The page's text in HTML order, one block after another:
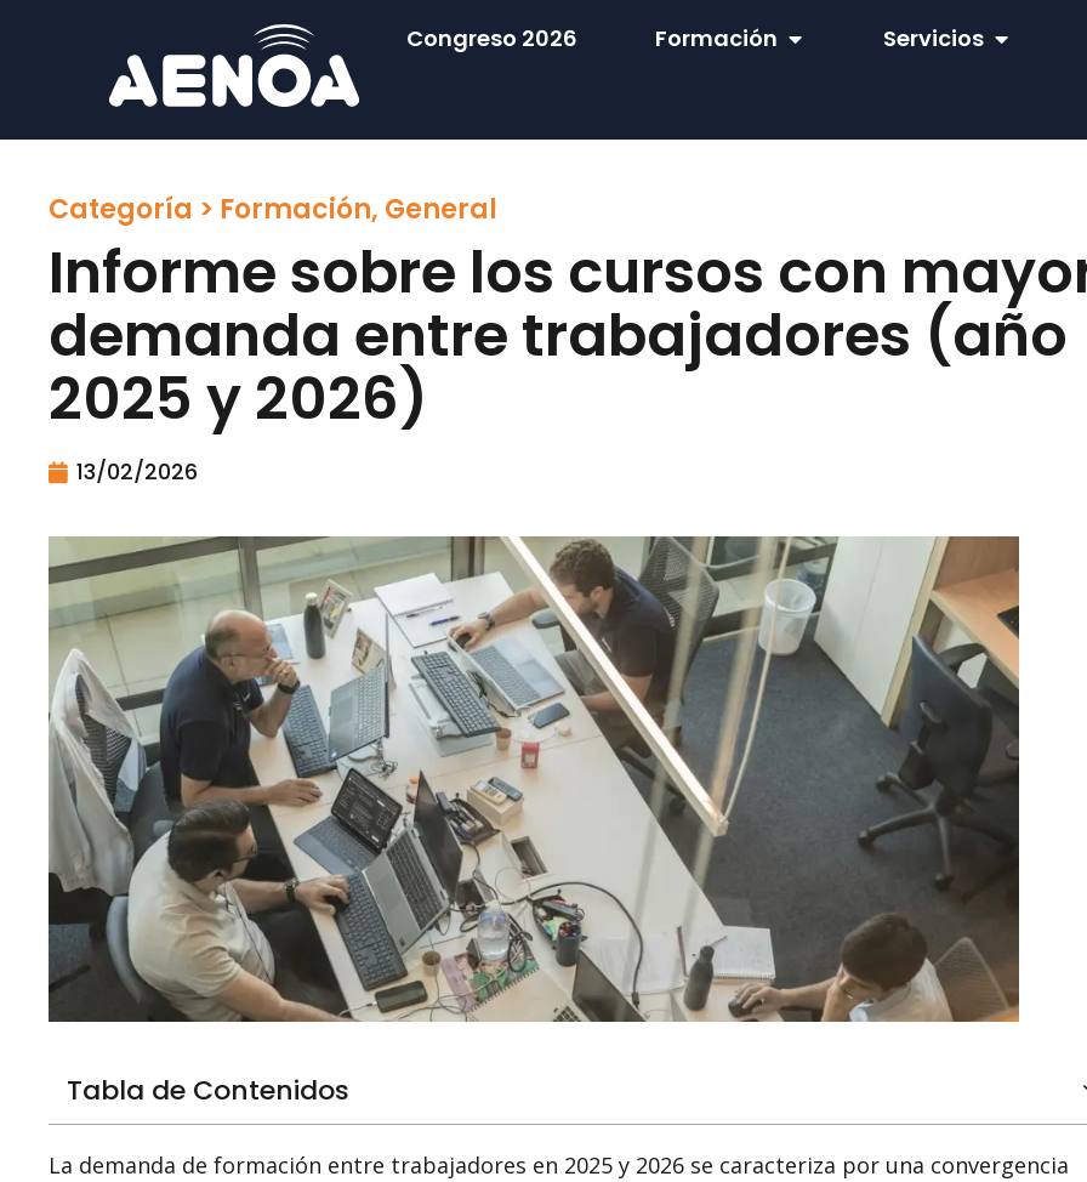
Congreso 2026 Formación Servicios
Categoría > Formación, General
Informe sobre los cursos con
demanda entre trabajadores (año
2025 y 2026)
13/02/2026
Tabla de Contenidos
La demanda de formación entre trabajadores en 2025 y 2026 se caracteriza por una convergencia